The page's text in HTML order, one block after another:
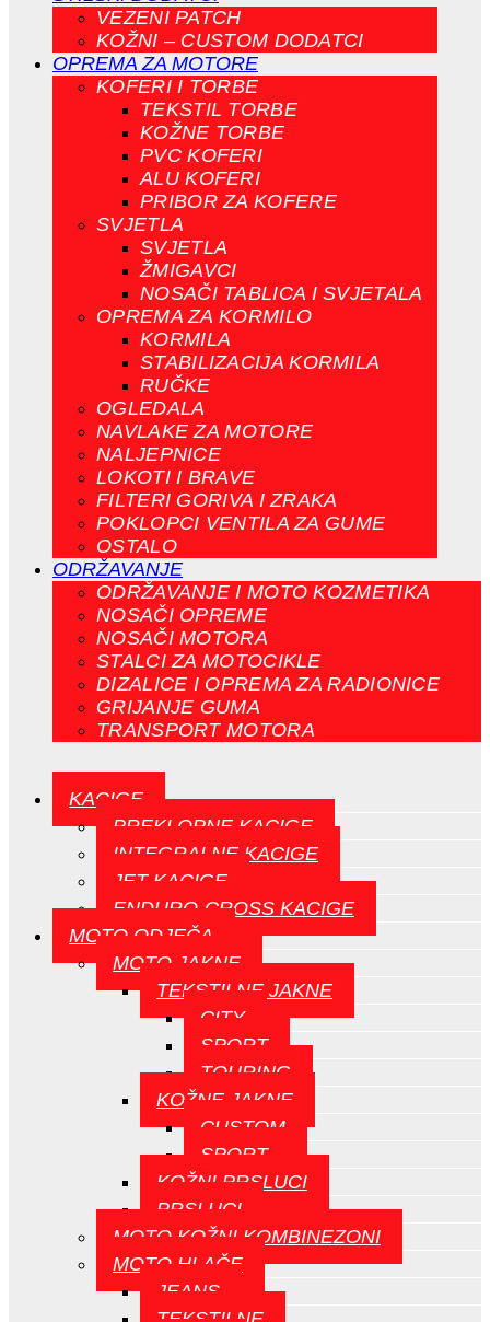
VEZENI PATCH
KOŽNI – CUSTOM DODATCI
OPREMA ZA MOTORE
KOFERI I TORBE
TEKSTIL TORBE
KOŽNE TORBE
PVC KOFERI
ALU KOFERI
PRIBOR ZA KOFERE
SVJETLA
SVJETLA
ŽMIGAVCI
NOSAČI TABLICA I SVJETALA
OPREMA ZA KORMILO
KORMILA
STABILIZACIJA KORMILA
RUČKE
OGLEDALA
NAVLAKE ZA MOTORE
NALJEPNICE
LOKOTI I BRAVE
FILTERI GORIVA I ZRAKA
POKLOPCI VENTILA ZA GUME
OSTALO
ODRŽAVANJE
ODRŽAVANJE I MOTO KOZMETIKA
NOSAČI OPREME
NOSAČI MOTORA
STALCI ZA MOTOCIKLE
DIZALICE I OPREMA ZA RADIONICE
GRIJANJE GUMA
TRANSPORT MOTORA
KACIGE
PREKLOPNE KACIGE
INTEGRALNE KACIGE
JET KACIGE
ENDURO-CROSS KACIGE
MOTO ODJEČA
MOTO JAKNE
TEKSTILNE JAKNE
CITY
SPORT
TOURING
KOŽNE JAKNE
CUSTOM
SPORT
KOŽNI PRSLUCI
PRSLUCI
MOTO KOŽNI KOMBINEZONI
MOTO HLAČE
JEANS